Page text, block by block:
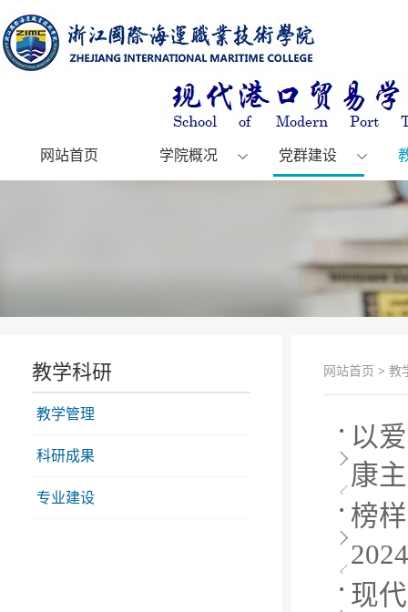
网站首页 学院概况 党群建设
教学科研
教学管理
科研成果
专业建设
网站首页 > 教
以
康
榜
现